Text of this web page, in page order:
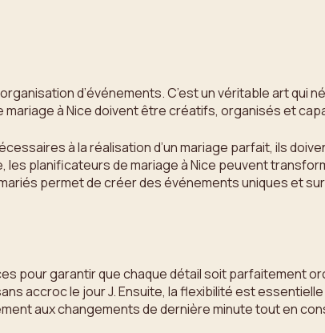
d’événements. C’est un véritable art
à Nice doivent être créatifs, organisés et
à la réalisation d’un mariage parfait, ils
planificateurs de mariage à Nice peuvent
permet de créer des événements uniques et
pour garantir que chaque détail soit parfaitement
accroc le jour J. Ensuite, la flexibilité est
aux changements de dernière minute tout en